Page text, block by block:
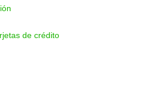
de crédito